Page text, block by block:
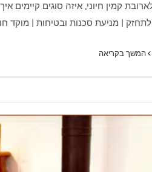
כובע לארובת קמין -למה כובע ?
קמין חיוני, איזה סוגים קיימים
| מניעת סכנות ובטיחות | מוקד
המשך בקריאה